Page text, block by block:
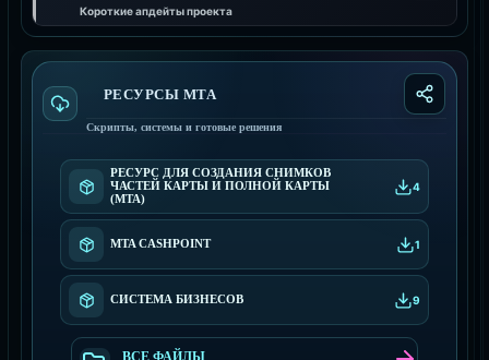
Короткие апдейты проекта
РЕСУРСЫ МТА
Скрипты, системы и готовые решения
РЕСУРС ДЛЯ СОЗДАНИЯ СНИМКОВ
ЧАСТЕЙ КАРТЫ И ПОЛНОЙ КАРТЫ
(MTA)
4
MTA CASHPOINT 1
СИСТЕМА БИЗНЕСОВ 9